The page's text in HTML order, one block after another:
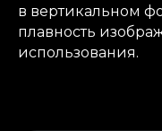
в вертикальном
плавность
использования.